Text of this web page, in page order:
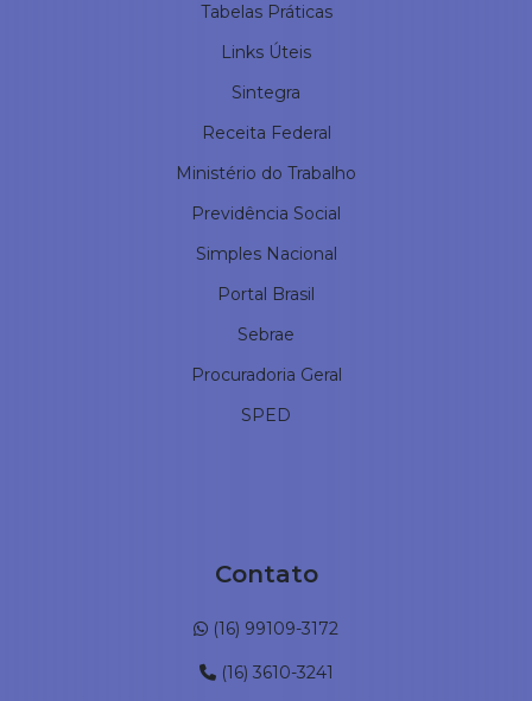
Tabelas Práticas
Links Úteis
Sintegra
Receita Federal
Ministério do Trabalho
Previdência Social
Simples Nacional
Portal Brasil
Sebrae
Procuradoria Geral
SPED
Contato
(16) 99109-3172
(16) 3610-3241